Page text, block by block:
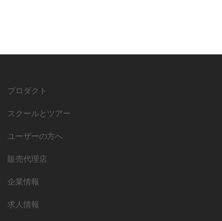
プロダクト
スクールとツアー
ユーザーの方へ
販売代理店
企業情報
求人情報